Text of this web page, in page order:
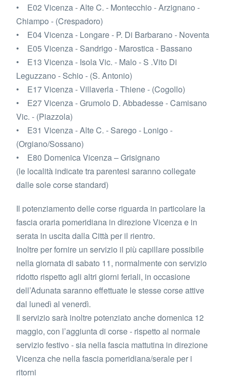
• E02 Vicenza - Alte C. - Montecchio - Arzignano -
Chiampo - (Crespadoro)
• E04 Vicenza - Longare - P. Di Barbarano - Noventa
• E05 Vicenza - Sandrigo - Marostica - Bassano
• E13 Vicenza - Isola Vic. - Malo - S .Vito Di
Leguzzano - Schio - (S. Antonio)
• E17 Vicenza - Villaverla - Thiene - (Cogollo)
• E27 Vicenza - Grumolo D. Abbadesse - Camisano
Vic. - (Piazzola)
• E31 Vicenza - Alte C. - Sarego - Lonigo -
(Orgiano/Sossano)
• E80 Domenica Vicenza – Grisignano
(le località indicate tra parentesi saranno collegate
dalle sole corse standard)
Il potenziamento delle corse riguarda in particolare la
fascia oraria pomeridiana in direzione Vicenza e in
serata in uscita dalla Città per il rientro.
Inoltre per fornire un servizio il più capillare possibile
nella giornata di sabato 11, normalmente con servizio
ridotto rispetto agli altri giorni feriali, in occasione
dell’Adunata saranno effettuate le stesse corse attive
dal lunedì al venerdì.
Il servizio sarà inoltre potenziato anche domenica 12
maggio, con l’aggiunta di corse - rispetto al normale
servizio festivo - sia nella fascia mattutina in direzione
Vicenza che nella fascia pomeridiana/serale per i
ritorni